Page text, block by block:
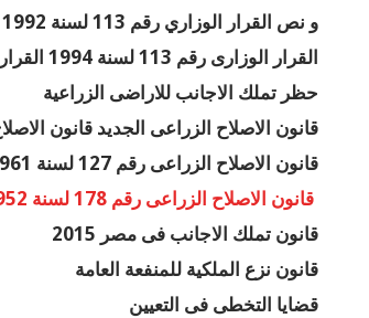
و نص القرار الوزاري رقم 113 لسنة 1992 القرارات الوزارية الخاصة بالتربية والتعليم 2015 القرارات الوزارية لوزارة التربية والتعليم
القرار الوزارى رقم 113 لسنة 1994 القرار رقم 183 لسنة 2015 حالات الحرمان من الامتحانات
حظر تملك الاجانب للاراضى الزراعية
قانون الاصلاح الزراعى الجديد قانون
قانون الاصلاح الزراعى رقم 127 لسنة 1961
قانون الاصلاح الزراعى رقم 178 لسنة 1952
قانون تملك الاجانب فى مصر 2015
قانون نزع الملكية للمنفعة العامة
قضايا التخطى فى التعيين